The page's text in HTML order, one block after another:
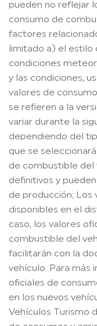
pueden no reflejar
consumo de
factores
limitado a) el estilo
condiciones
y las condiciones,
valores de
se refieren a la
variar durante la
dependiendo del
que se
de combustible del
definitivos y
de producción; Los
disponibles en el
caso, los valores
combustible del
facilitarán con la
vehículo. Para más
oficiales de
en los nuevos
Vehículos Turismo